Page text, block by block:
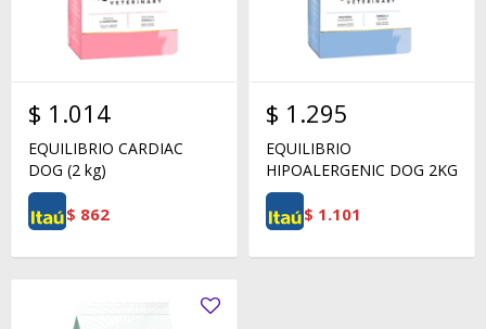
$ 1.014
EQUILIBRIO CARDIAC
DOG (2 kg)
$ 862
$ 1.295
EQUILIBRIO
HIPOALERGENIC DOG 2KG
$ 1.101